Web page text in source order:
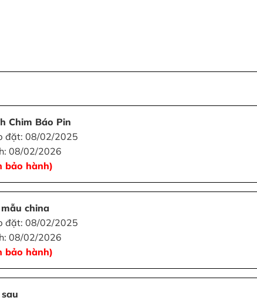
Chim Báo Pin
đặt: 08/02/2025
08/02/2026
bảo hành)
china
đặt: 08/02/2025
08/02/2026
bảo hành)